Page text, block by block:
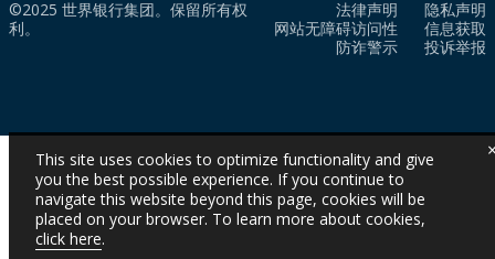
©2025 世界银行集团。保留所有权
利。
法律声明
隐私声明
网站无障碍访问性
信息获取
防诈警示
投诉举报
This site uses cookies to optimize functionality and give
you the best possible experience. If you continue to
navigate this website beyond this page, cookies will be
placed on your browser. To learn more about cookies,
click here.